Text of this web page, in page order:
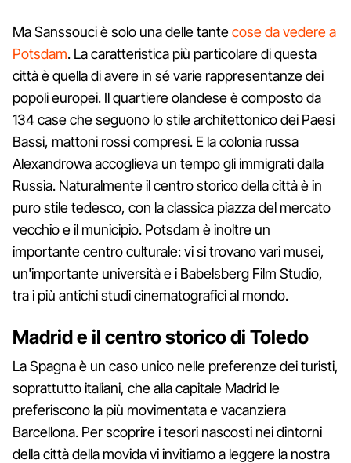
Ma Sanssouci è solo una delle tantecose da vedere a
Potsdam. La caratteristica più particolare di questa
città è quella di avere in sé varie rappresentanze dei
popoli europei. Il quartiere olandese è composto da
134 case che seguono lo stile architettonico dei Paesi
Bassi, mattoni rossi compresi. E la colonia russa
Alexandrowa accoglieva un tempo gli immigrati dalla
Russia. Naturalmente il centro storico della città è in
puro stile tedesco, con la classica piazza del mercato
vecchio e il municipio. Potsdam è inoltre un
importante centro culturale: vi si trovano vari musei,
un'importante università e i Babelsberg Film Studio,
tra i più antichi studi cinematografici al mondo.
Madrid e il centro storico di Toledo
La Spagna è un caso unico nelle preferenze dei turisti,
soprattutto italiani, che alla capitale Madrid le
preferiscono la più movimentata e vacanziera
Barcellona. Per scoprire i tesori nascosti nei dintorni
della città della movida vi invitiamo a leggere la nostra